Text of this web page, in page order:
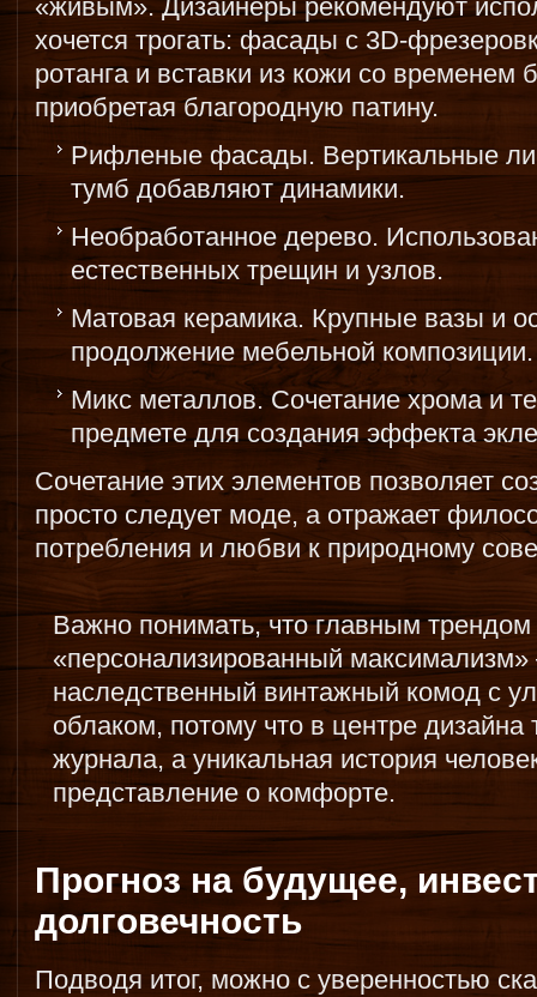
«живым». Дизайнеры рекомендуют
хочется трогать: фасады с 3D-
ротанга и вставки из кожи со временем
приобретая благородную патину.
Рифленые фасады. Вертикальные
тумб добавляют динамики.
Необработанное дерево.
естественных трещин и узлов.
Матовая керамика. Крупные вазы и
продолжение мебельной композиции.
Микс металлов. Сочетание хрома и
предмете для создания эффекта
Сочетание этих элементов позволяет
просто следует моде, а отражает
потребления и любви к природному
Важно понимать, что главным трендом
«персонализированный максимализм»
наследственный винтажный комод с
облаком, потому что в центре дизайна
журнала, а уникальная история
представление о комфорте.
Прогноз на будущее,
долговечность
Подводя итог, можно с уверенностью